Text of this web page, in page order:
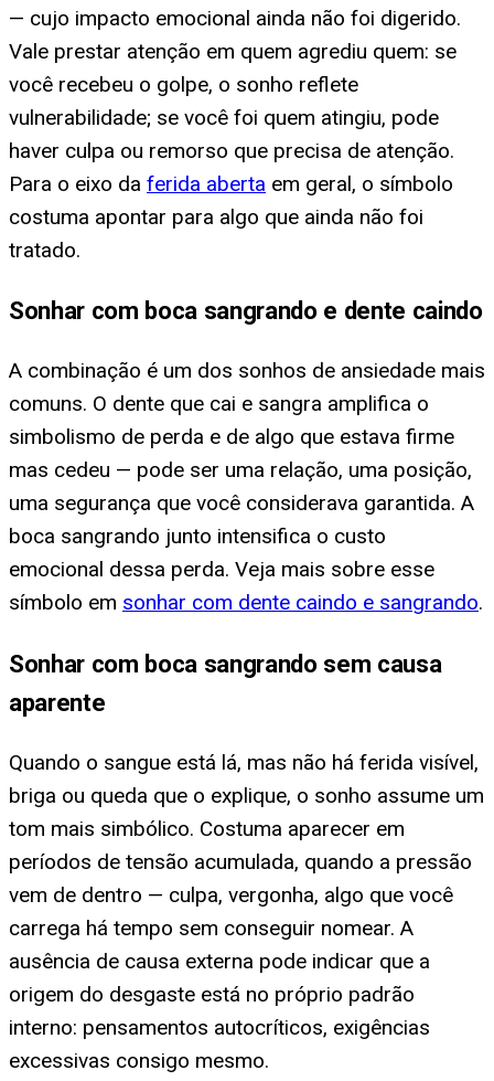
— cujo impacto emocional ainda não foi digerido.
Vale prestar atenção em quem agrediu quem: se
você recebeu o golpe, o sonho reflete
vulnerabilidade; se você foi quem atingiu, pode
haver culpa ou remorso que precisa de atenção.
Para o eixo da ferida aberta em geral, o símbolo
costuma apontar para algo que ainda não foi
tratado.
Sonhar com boca sangrando e dente caindo
A combinação é um dos sonhos de ansiedade mais
comuns. O dente que cai e sangra amplifica o
simbolismo de perda e de algo que estava firme
mas cedeu — pode ser uma relação, uma posição,
uma segurança que você considerava garantida. A
boca sangrando junto intensifica o custo
emocional dessa perda. Veja mais sobre esse
símbolo em sonhar com dente caindo e sangrando.
Sonhar com boca sangrando sem causa
aparente
Quando o sangue está lá, mas não há ferida visível,
briga ou queda que o explique, o sonho assume um
tom mais simbólico. Costuma aparecer em
períodos de tensão acumulada, quando a pressão
vem de dentro — culpa, vergonha, algo que você
carrega há tempo sem conseguir nomear. A
ausência de causa externa pode indicar que a
origem do desgaste está no próprio padrão
interno: pensamentos autocríticos, exigências
excessivas consigo mesmo.